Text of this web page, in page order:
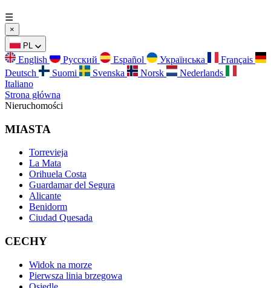
☰
×
PL
English Русский Español Українська
Français
Deutsch
Suomi Svenska Norsk
Nederlands
Italiano
Strona główna
Nieruchomości
MIASTA
Torrevieja
La Mata
Orihuela Costa
Guardamar del Segura
Alicante
Benidorm
Ciudad Quesada
CECHY
Widok na morze
Pierwsza linia brzegowa